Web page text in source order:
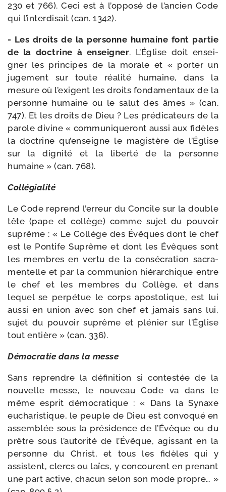
230 et 766). Ceci est à l’opposé de l’ancien Code
qui l’interdisait (can. 1342).
- Les droits de la per­sonne humaine font par­tie
de la doc­trine à ensei­gner. L’Église doit ensei­
gner les prin­cipes de la morale et « por­ter un
juge­ment sur toute réa­li­té humaine, dans la
mesure où l’exigent les droits fon­da­men­taux de la
per­sonne humaine ou le salut des âmes » (can.
747). Et les droits de Dieu ? Les pré­di­ca­teurs de la
parole divine « com­mu­ni­que­ront aus­si aux fidèles
la doc­trine qu’en­seigne le magis­tère de l’Église
sur la digni­té et la liber­té de la per­sonne
humaine » (can. 768).
Collégialité
Le Code reprend l’erreur du Concile sur la double
tête (pape et col­lège) comme sujet du pou­voir
suprême : « Le Collège des Évêques dont le chef
est le Pontife Suprême et dont les Évêques sont
les membres en ver­tu de la consé­cra­tion sacra­
men­telle et par la com­mu­nion hié­rar­chique entre
le chef et les membres du Collège, et dans
lequel se per­pé­tue le corps apos­to­lique, est lui
aus­si en union avec son chef et jamais sans lui,
sujet du pou­voir suprême et plé­nier sur l’Église
tout entière » (can. 336).
Démocratie dans la messe
Sans reprendre la défi­ni­tion si contes­tée de la
nou­velle messe, le nou­veau Code va dans le
même esprit démo­cra­tique : « Dans la Synaxe
eucha­ris­tique, le peuple de Dieu est convo­qué en
assem­blée sous la pré­si­dence de l’Évêque ou du
prêtre sous l’au­to­ri­té de l’Évêque, agis­sant en la
per­sonne du Christ, et tous les fidèles qui y
assistent, clercs ou laïcs, y concourent en pre­nant
une part active, cha­cun selon son mode propre… »